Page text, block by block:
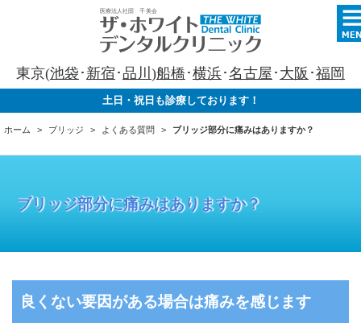
東京(池袋 ･ 新宿 ･ 品川 )船橋 ･横浜･名古屋 ･ 大阪 ･福岡
土日・祝日も診療しております！
ホーム ブリッジ よくある質問 ブリッジ部分に痛みはありますか？
ブリッジ部分に痛みはありますか？
良くない要因がある場合は痛みを感じます